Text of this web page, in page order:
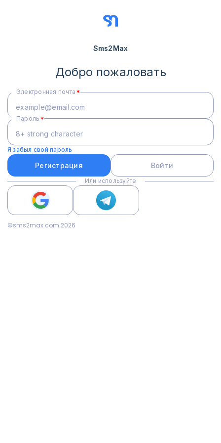
Sms2Max
Добро пожаловать
Электронная почта
Пароль
Я забыл свой пароль
Регистрация Войти
Или используйте
©sms2max.com 2026